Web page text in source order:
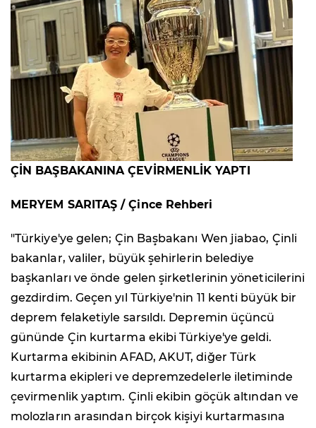
ÇİN BAŞBAKANINA ÇEVİRMENLİK YAPTI
MERYEM SARITAŞ / Çince Rehberi
"Türkiye'ye gelen; Çin Başbakanı Wen jiabao, Çinli
bakanlar, valiler, büyük şehirlerin belediye
başkanları ve önde gelen şirketlerinin yöneticilerini
gezdirdim. Geçen yıl Türkiye'nin 11 kenti büyük bir
deprem felaketiyle sarsıldı. Depremin üçüncü
gününde Çin kurtarma ekibi Türkiye'ye geldi.
Kurtarma ekibinin AFAD, AKUT, diğer Türk
kurtarma ekipleri ve depremzedelerle iletiminde
çevirmenlik yaptım. Çinli ekibin göçük altından ve
molozların arasından birçok kişiyi kurtarmasına